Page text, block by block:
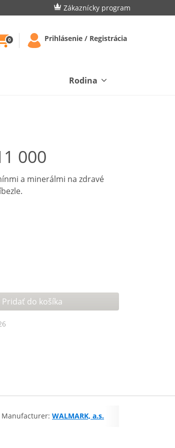
Zákaznícky program
0 Prihlásenie / Registrácia
Rodina
000
a minerálmi na zdravé
Pridať do košíka
Manufacturer: WALMARK, a.s.